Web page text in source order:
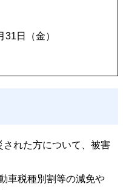
31日（金）
れた方について、被害
車税種別割等の減免や